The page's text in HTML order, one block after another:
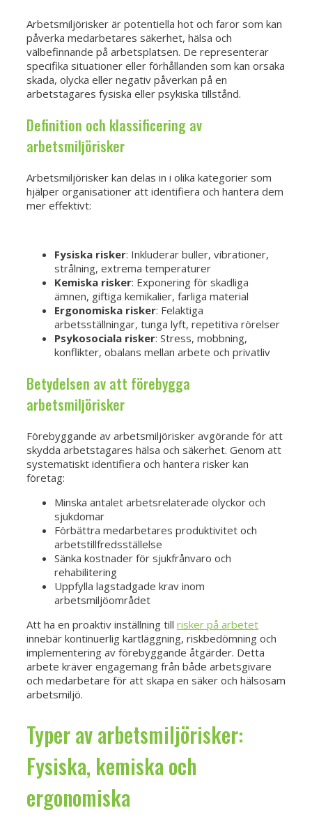
Arbetsmiljörisker är potentiella hot och faror som kan
påverka medarbetares säkerhet, hälsa och
välbefinnande på arbetsplatsen. De representerar
specifika situationer eller förhållanden som kan orsaka
skada, olycka eller negativ påverkan på en
arbetstagares fysiska eller psykiska tillstånd.
Definition och klassificering av
arbetsmiljörisker
Arbetsmiljörisker kan delas in i olika kategorier som
hjälper organisationer att identifiera och hantera dem
mer effektivt:
Fysiska risker: Inkluderar buller, vibrationer,
strålning, extrema temperaturer
Kemiska risker: Exponering för skadliga
ämnen, giftiga kemikalier, farliga material
Ergonomiska risker: Felaktiga
arbetsställningar, tunga lyft, repetitiva rörelser
Psykosociala risker: Stress, mobbning,
konflikter, obalans mellan arbete och privatliv
Betydelsen av att förebygga
arbetsmiljörisker
Förebyggande av arbetsmiljörisker avgörande för att
skydda arbetstagares hälsa och säkerhet. Genom att
systematiskt identifiera och hantera risker kan
företag:
Minska antalet arbetsrelaterade olyckor och
sjukdomar
Förbättra medarbetares produktivitet och
arbetstillfredsställelse
Sänka kostnader för sjukfrånvaro och
rehabilitering
Uppfylla lagstadgade krav inom
arbetsmiljöområdet
Att ha en proaktiv inställning till risker på arbetet
innebär kontinuerlig kartläggning, riskbedömning och
implementering av förebyggande åtgärder. Detta
arbete kräver engagemang från både arbetsgivare
och medarbetare för att skapa en säker och hälsosam
arbetsmiljö.
Typer av arbetsmiljörisker:
Fysiska, kemiska och
ergonomiska